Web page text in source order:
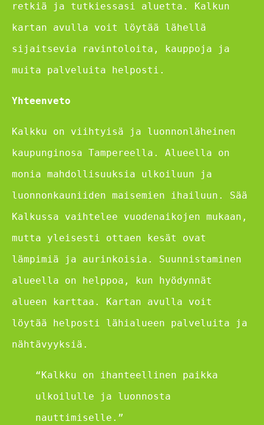
retkiä ja tutkiessasi aluetta. Kalkun
kartan avulla voit löytää lähellä
sijaitsevia ravintoloita, kauppoja ja
muita palveluita helposti.
Yhteenveto
Kalkku on viihtyisä ja luonnonläheinen
kaupunginosa Tampereella. Alueella on
monia mahdollisuuksia ulkoiluun ja
luonnonkauniiden maisemien ihailuun. Sää
Kalkussa vaihtelee vuodenaikojen mukaan,
mutta yleisesti ottaen kesät ovat
lämpimiä ja aurinkoisia. Suunnistaminen
alueella on helppoa, kun hyödynnät
alueen karttaa. Kartan avulla voit
löytää helposti lähialueen palveluita ja
nähtävyyksiä.
“Kalkku on ihanteellinen paikka
ulkoilulle ja luonnosta
nauttimiselle.”